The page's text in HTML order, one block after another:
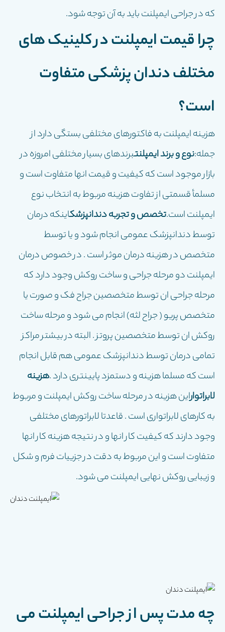
که در جراحی ایمپلنت باید به آن توجه شود.
چرا قیمت ایمپلنت در کلینیک هاى
مختلف دندان پزشکى متفاوت
است؟
هزینه ایمپلنت به فاکتورهاى مختلفى بستگى دارد از
جمله:نوع و برند ایمپلنتبرندهاى بسیار مختلفى امروزه در
بازار موجود است که کیفیت و قیمت انها متفاوت است و
مسلمأ قسمتى از تفاوت هزینه مربوط به انتخاب نوع
ایمپلنت است.تخصص و تجربه دندانپزشکاینکه درمان
توسط دندانپزشک عمومى انجام شود و یا توسط
متخصص در هزینه درمان موثر است . در خصوص درمان
ایمپلنت دو مرحله جراحى و ساخت روکش وجود دارد که
مرحله جراحى ان توسط متخصصین جراح فک و صورت یا
متخصص پریو ( جراح لثه) انجام مى شود و مرحله ساخت
روکش ان توسط متخصصین پروتز . البته در بیشتر مراکز
تمامى درمان توسط دندانپزشک عمومى هم قابل انجام
است که مسلما هزینه و دستمزد پایینترى دارد .هزینه
لابراتواراین هزینه در مرحله ساخت روکش ایمپلنت و مربوط
به کارهاى لابراتوارى است . قاعدتا لابراتورهاى مختلفى
وجود دارند که کیفیت کار انها و در نتیجه هزینه کار انها
متفاوت است و این مربوط به دقت در جزییات فرم و شکل
و زیبایى روکش نهایى ایمپلنت مى شود.
چه مدت پس از جراحی ایمپلنت می